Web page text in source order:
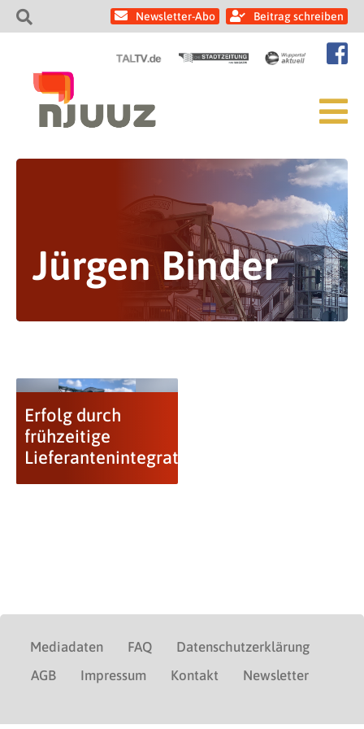
Newsletter-Abo Beitrag schreiben
Jürgen Binder
Erfolg durch
frühzeitige
Lieferantenintegration
Mediadaten FAQ
Datenschutzerklärung
AGB
Impressum Kontakt Newsletter